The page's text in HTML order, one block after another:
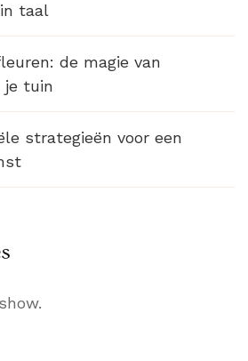
taal
de magie van
je tuin
strategieën voor een